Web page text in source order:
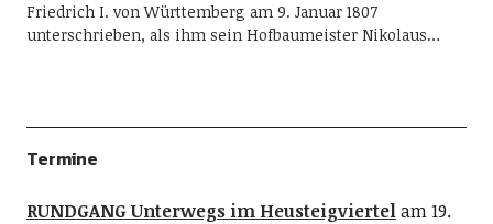
Friedrich I. von Württemberg am 9. Januar 1807
unterschrieben, als ihm sein Hofbaumeister Nikolaus…
Termine
RUNDGANG Unterwegs im Heusteigviertelam 19.